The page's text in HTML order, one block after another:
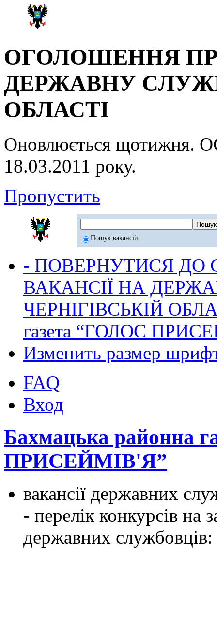
ОГОЛОШЕННЯ
ДЕРЖАВНУ
ОБЛАСТІ
Оновлюється
18.03.2011 року.
Пропустить
Пошук вакансій
- ПОВЕРНУТИСЯ ДО
ВАКАНСІЇ НА
ЧЕРНІГІВСЬКІЙ
газета “ГОЛОС
Изменить размер
FAQ
Вход
Бахмацька районна
ПРИСЕЙМІВ'Я”
вакансії державних
- перелік конкурсів на
державних службовців: